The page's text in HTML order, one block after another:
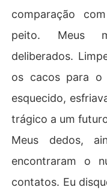
comparação
peito. Meus
deliberados.
os cacos para o
esquecido,
trágico a um
Meus dedos,
encontraram o
contatos. Eu